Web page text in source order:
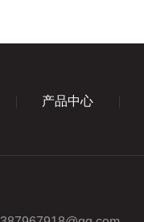
产品中心